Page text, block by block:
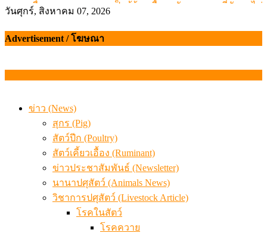
เมื่อเกษตรกรถูกมองเป็นผู้ร้ายเบื้องหลังราคาหมูที่สังคมไม่
ข้อมูลราคา สุกรมีชีวิตหน้าฟาร์ม พระที่ 6 สิงหาคม 2569
เมื่อเกษตรกรถูกมองเป็นผู้ร้ายเบื้องหลังราคาหมูที่สังคมไม่
วันศุกร์, สิงหาคม 07, 2026
Advertisement / โฆษณา
ข่าว (News)
สุกร (Pig)
สัตว์ปีก (Poultry)
สัตว์เคี้ยวเอื้อง (Ruminant)
ข่าวประชาสัมพันธ์ (Newsletter)
นานาปศุสัตว์ (Animals News)
วิชาการปศุสัตว์ (Livestock Article)
โรคในสัตว์
โรคควาย